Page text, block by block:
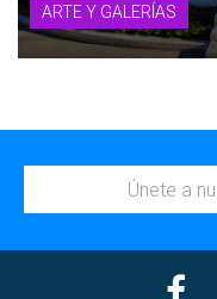
ARTE Y GALERÍAS